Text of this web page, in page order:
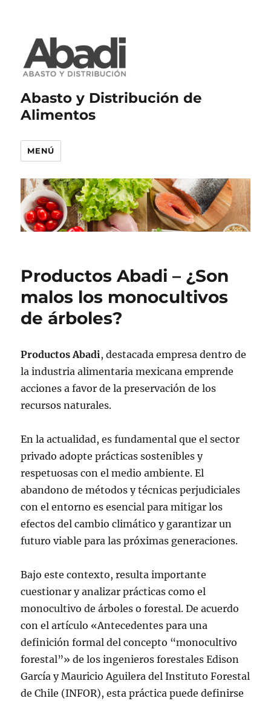
Abasto y Distribución de
Alimentos
MENÚ
Productos Abadi – ¿Son
malos los monocultivos
de árboles?
Productos Abadi, destacada empresa dentro de
la industria alimentaria mexicana emprende
acciones a favor de la preservación de los
recursos naturales.
En la actualidad, es fundamental que el sector
privado adopte prácticas sostenibles y
respetuosas con el medio ambiente. El
abandono de métodos y técnicas perjudiciales
con el entorno es esencial para mitigar los
efectos del cambio climático y garantizar un
futuro viable para las próximas generaciones.
Bajo este contexto, resulta importante
cuestionar y analizar prácticas como el
monocultivo de árboles o forestal. De acuerdo
con el artículo «Antecedentes para una
definición formal del concepto “monocultivo
forestal”» de los ingenieros forestales Edison
García y Mauricio Aguilera del Instituto Forestal
de Chile (INFOR), esta práctica puede definirse